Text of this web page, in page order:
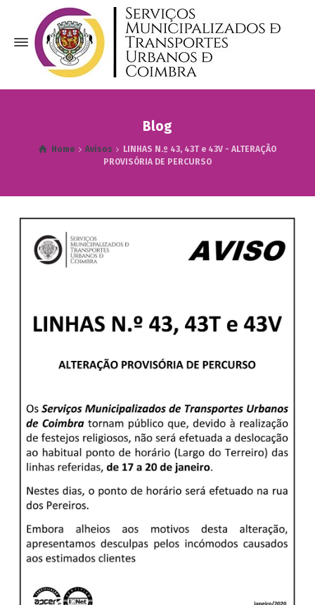
Blog
Home Avisos
LINHAS N.º 43, 43T e 43V - ALTERAÇÃO
PROVISÓRIA DE PERCURSO